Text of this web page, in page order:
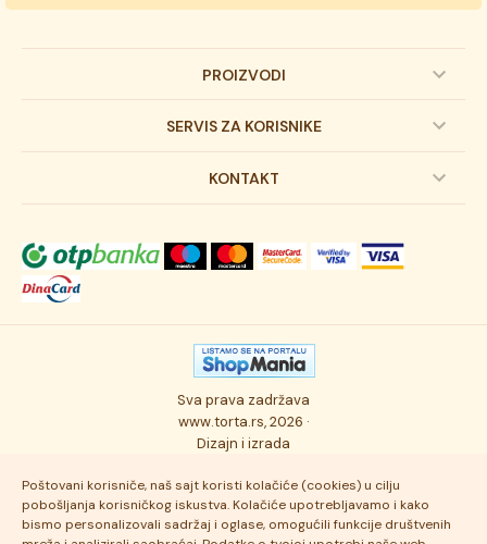
Poštovani korisniče, naš sajt koristi kolačiće (cookies) u cilju
pobošljanja korisničkog iskustva. Kolačiće upotrebljavamo i kako
bismo personalizovali sadržaj i oglase, omogućili funkcije društvenih
PROIZVODI
Dečije torte
Svadbene torte
Torta klasici
Osmisli tortu
Ukusi torti
SERVIS ZA KORISNIKE
Prijava na newsletter
Dostava robe
Autorska prava
Politika privatnosti
Najčešće postavljana pitanja
KONTAKT
Novosti
Posao
Kontakt
Sva prava zadržava
www.torta.rs, 2026 ·
Dizajn i izrada